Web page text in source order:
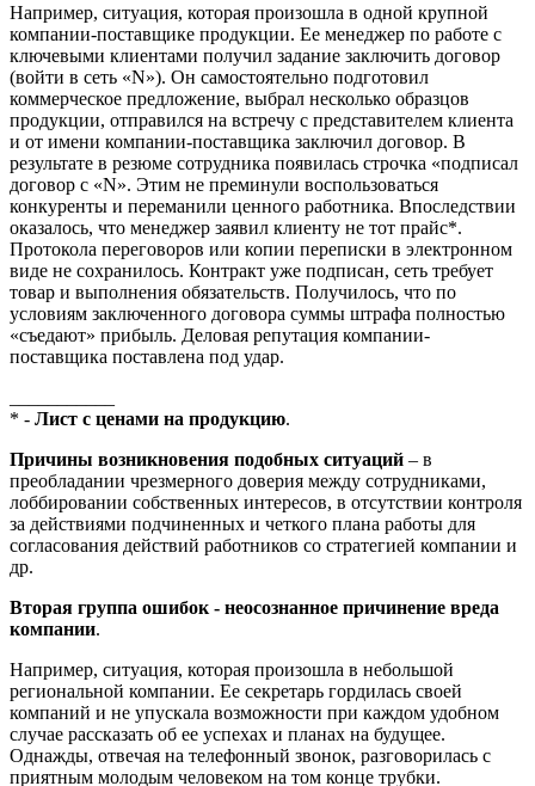
Например, ситуация, которая произошла в одной крупной
компании-поставщике продукции. Ее менеджер по работе с
ключевыми клиентами получил задание заключить договор
(войти в сеть «N»). Он самостоятельно подготовил
коммерческое предложение, выбрал несколько образцов
продукции, отправился на встречу с представителем клиента
и от имени компании-поставщика заключил договор. В
результате в резюме сотрудника появилась строчка «подписал
договор с «N». Этим не преминули воспользоваться
конкуренты и переманили ценного работника. Впоследствии
оказалось, что менеджер заявил клиенту не тот прайс*.
Протокола переговоров или копии переписки в электронном
виде не сохранилось. Контракт уже подписан, сеть требует
товар и выполнения обязательств. Получилось, что по
условиям заключенного договора суммы штрафа полностью
«съедают» прибыль. Деловая репутация компании-
поставщика поставлена под удар.
* - Лист с ценами на продукцию.
Причины возникновения подобных ситуаций – в
преобладании чрезмерного доверия между сотрудниками,
лоббировании собственных интересов, в отсутствии контроля
за действиями подчиненных и четкого плана работы для
согласования действий работников со стратегией компании и
др.
Вторая группа ошибок - неосознанное причинение вреда
компании.
Например, ситуация, которая произошла в небольшой
региональной компании. Ее секретарь гордилась своей
компаний и не упускала возможности при каждом удобном
случае рассказать об ее успехах и планах на будущее.
Однажды, отвечая на телефонный звонок, разговорилась с
приятным молодым человеком на том конце трубки.